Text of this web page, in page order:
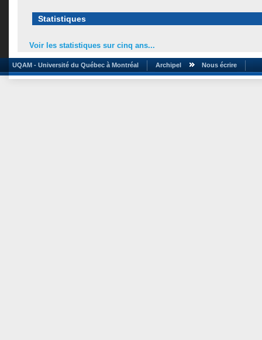
Statistiques
Voir les statistiques sur cinq ans...
UQAM - Université du Québec à Montréal Archipel Nous écrire